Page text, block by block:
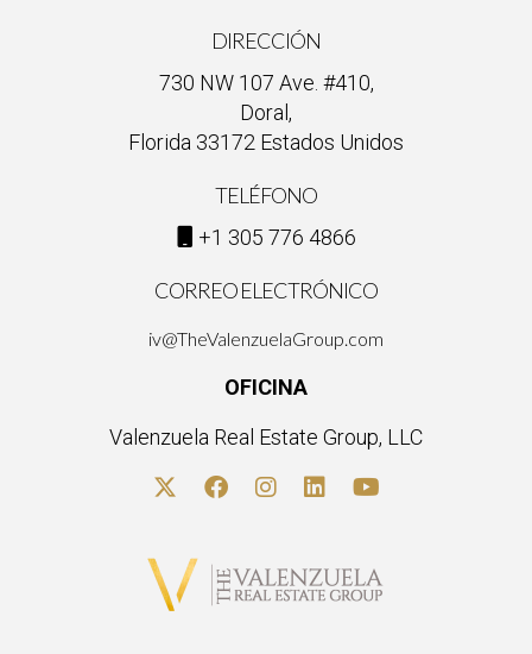
DIRECCIÓN
730 NW 107 Ave. #410,
Doral,
Florida 33172 Estados Unidos
TELÉFONO
+1 305 776 4866
CORREO ELECTRÓNICO
iv@TheValenzuelaGroup.com
OFICINA
Valenzuela Real Estate Group, LLC